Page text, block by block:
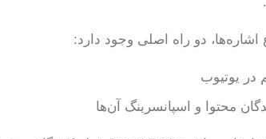
اشاره‌ها، دو راه اصلی وجود دارد:
در یوتیوب
محتوا و اسپانسرینگ آن‌ها